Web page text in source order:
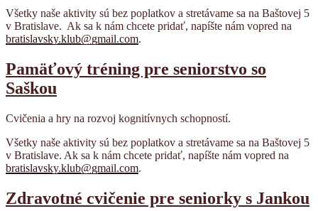
Všetky naše aktivity sú bez poplatkov a stretávame sa na Baštovej 5
v Bratislave. Ak sa k nám chcete pridať, napíšte nám vopred na
bratislavsky.klub@gmail.com.
Pamäťový tréning pre seniorstvo so
Saškou
Cvičenia a hry na rozvoj kognitívnych schopností.
Všetky naše aktivity sú bez poplatkov a stretávame sa na Baštovej 5
v Bratislave. Ak sa k nám chcete pridať, napíšte nám vopred na
bratislavsky.klub@gmail.com.
Zdravotné cvičenie pre seniorky s Jankou